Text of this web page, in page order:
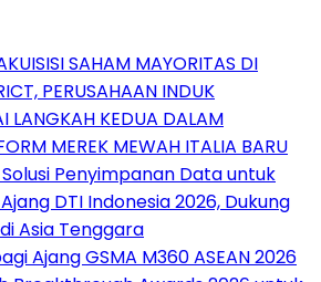
SAHAM MAYORITAS DI
PERUSAHAAN INDUK
LANGKAH KEDUA DALAM
MEREK MEWAH ITALIA BARU
Solusi Penyimpanan Data untuk
DTI Indonesia 2026, Dukung
Asia Tenggara
Ajang GSMA M360 ASEAN 2026